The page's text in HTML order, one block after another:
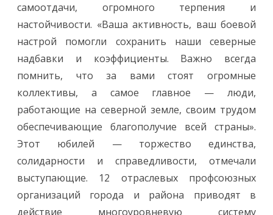
самоотдачи, огромного терпения и
настойчивости. «Ваша активность, ваш боевой
настрой помогли сохранить наши северные
надбавки и коэффициенты. Важно всегда
помнить, что за вами стоят огромные
коллективы, а самое главное — люди,
работающие на северной земле, своим трудом
обеспечивающие благополучие всей страны».
Этот юбилей — торжество единства,
солидарности и справедливости, отмечали
выступающие. 12 отраслевых профсоюзных
организаций города и района приводят в
действие многоуровневую систему